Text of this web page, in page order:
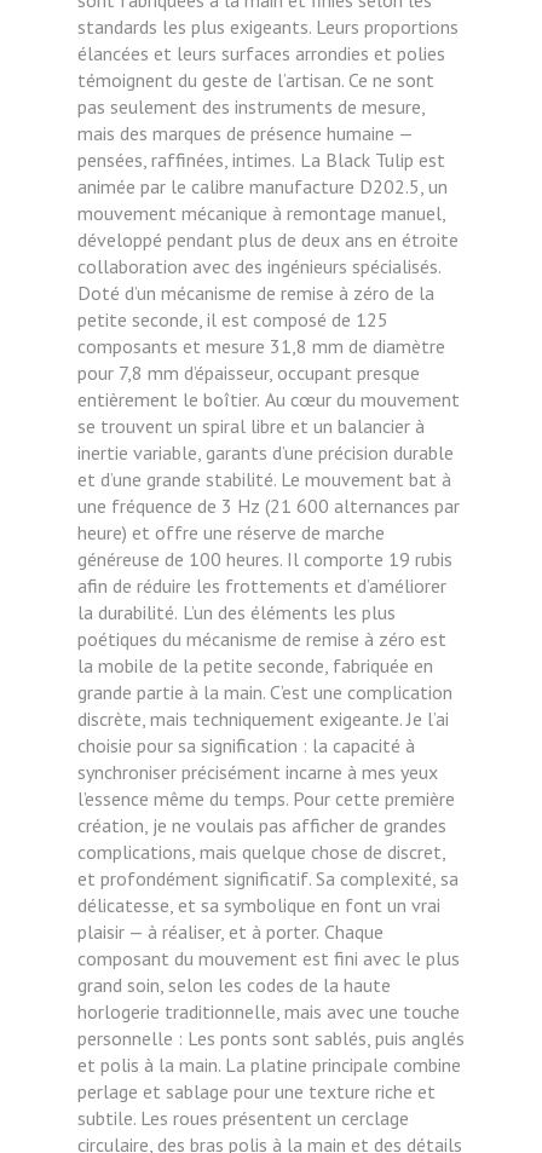
standards les plus exigeants. Leurs proportions
élancées et leurs surfaces arrondies et polies
témoignent du geste de l’artisan. Ce ne sont
pas seulement des instruments de mesure,
mais des marques de présence humaine —
pensées, raffinées, intimes. La Black Tulip est
animée par le calibre manufacture D202.5, un
mouvement mécanique à remontage manuel,
développé pendant plus de deux ans en étroite
collaboration avec des ingénieurs spécialisés.
Doté d’un mécanisme de remise à zéro de la
petite seconde, il est composé de 125
composants et mesure 31,8 mm de diamètre
pour 7,8 mm d’épaisseur, occupant presque
entièrement le boîtier. Au cœur du mouvement
se trouvent un spiral libre et un balancier à
inertie variable, garants d’une précision durable
et d’une grande stabilité. Le mouvement bat à
une fréquence de 3 Hz (21 600 alternances par
heure) et offre une réserve de marche
généreuse de 100 heures. Il comporte 19 rubis
afin de réduire les frottements et d’améliorer
la durabilité. L’un des éléments les plus
poétiques du mécanisme de remise à zéro est
la mobile de la petite seconde, fabriquée en
grande partie à la main. C’est une complication
discrète, mais techniquement exigeante. Je l’ai
choisie pour sa signification : la capacité à
synchroniser précisément incarne à mes yeux
l’essence même du temps. Pour cette première
création, je ne voulais pas afficher de grandes
complications, mais quelque chose de discret,
et profondément significatif. Sa complexité, sa
délicatesse, et sa symbolique en font un vrai
plaisir — à réaliser, et à porter. Chaque
composant du mouvement est fini avec le plus
grand soin, selon les codes de la haute
horlogerie traditionnelle, mais avec une touche
personnelle : Les ponts sont sablés, puis anglés
et polis à la main. La platine principale combine
perlage et sablage pour une texture riche et
subtile. Les roues présentent un cerclage
circulaire, des bras polis à la main et des détails